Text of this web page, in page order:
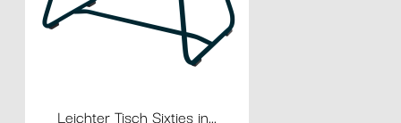
Leichter Tisch Sixties in...